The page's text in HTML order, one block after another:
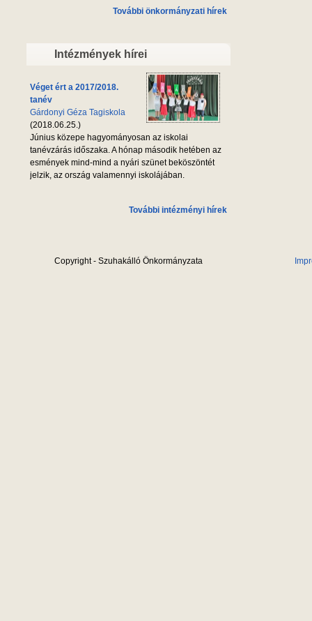
További önkormányzati hírek
Intézmények hírei
Véget ért a 2017/2018.
tanév
Gárdonyi Géza Tagiskola
(2018.06.25.)
Június közepe hagyományosan az iskolai
tanévzárás időszaka. A hónap második hetében az
esmények mind-mind a nyári szünet beköszöntét
jelzik, az ország valamennyi iskolájában.
További intézményi hírek
Copyright - Szuhakálló Önkormányzata